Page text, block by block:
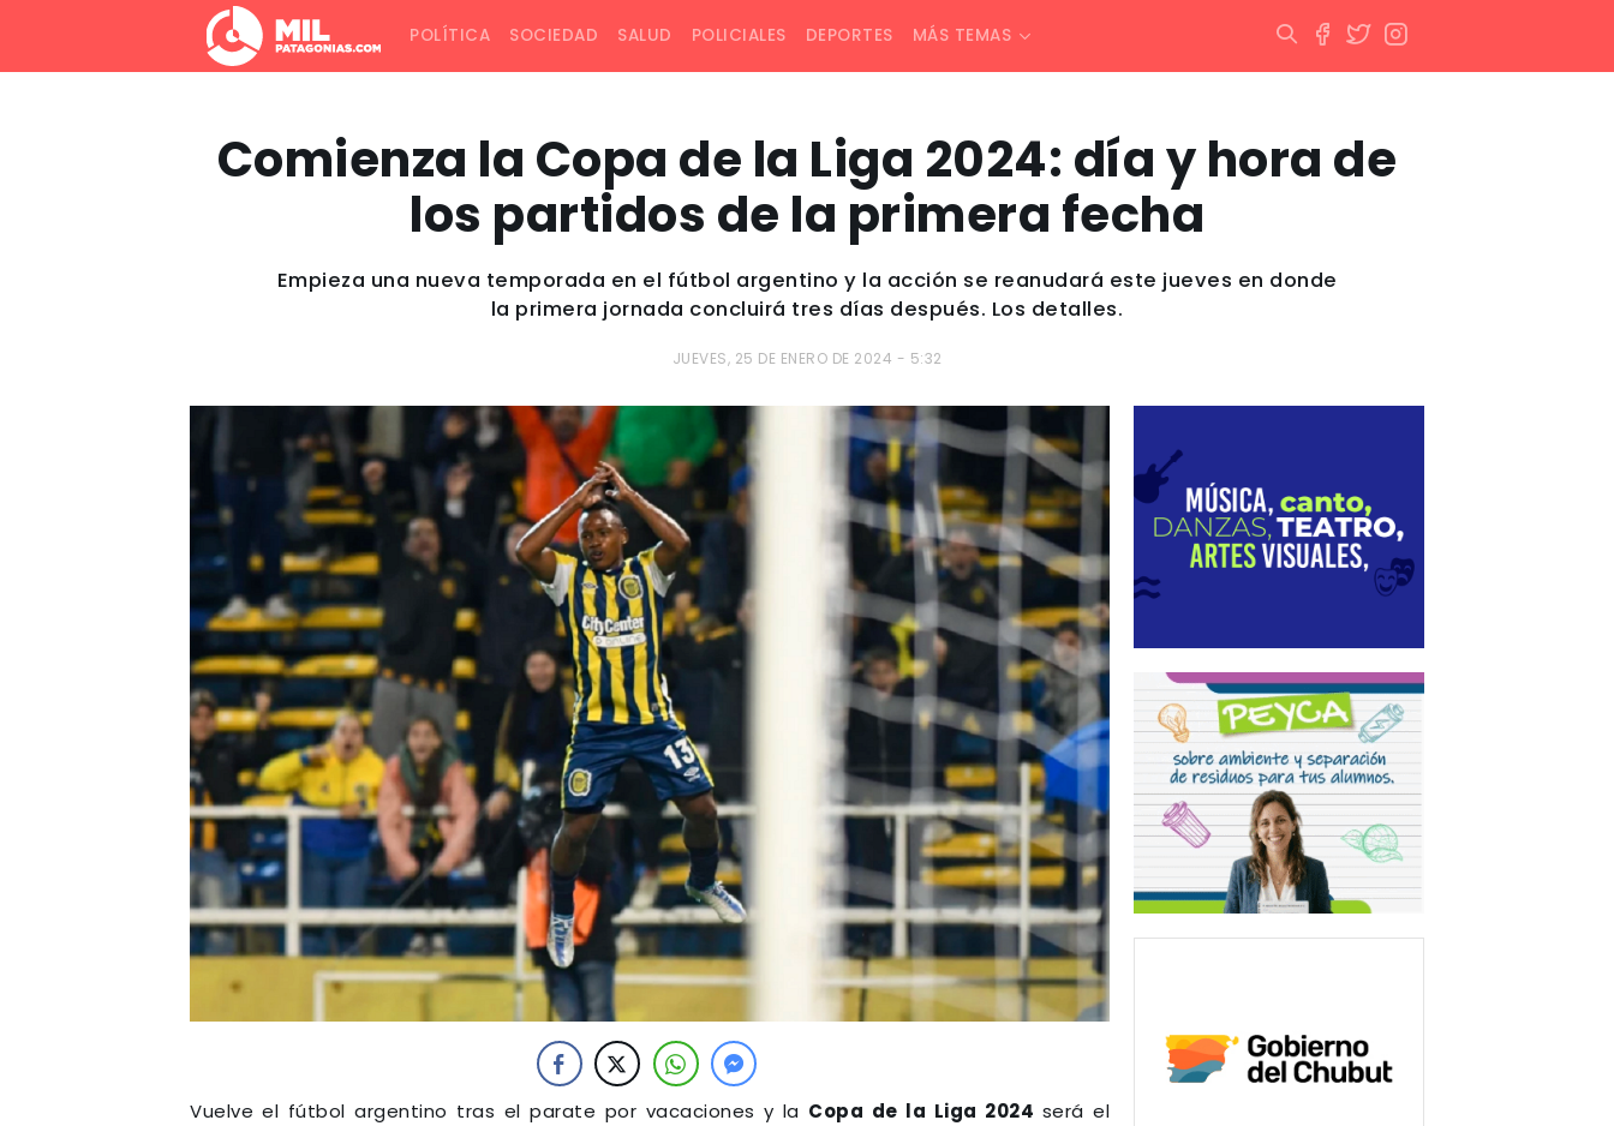
POLÍTICA SOCIEDAD SALUD POLICIALES DEPORTES MÁS TEMAS
Comienza la Copa de la Liga 2024: día y hora de
los partidos de la primera fecha
Empieza una nueva temporada en el fútbol argentino y la acción se reanudará este jueves en donde
la primera jornada concluirá tres días después. Los detalles.
JUEVES, 25 DE ENERO DE 2024 - 5:32
Vuelve el fútbol argentino tras el parate por vacaciones y la Copa de la Liga 2024 será el